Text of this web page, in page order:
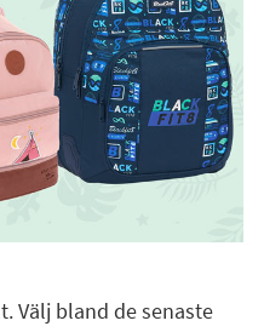
Välj bland de senaste